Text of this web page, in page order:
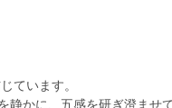
ています。
静かに、五感を研ぎ澄ませ